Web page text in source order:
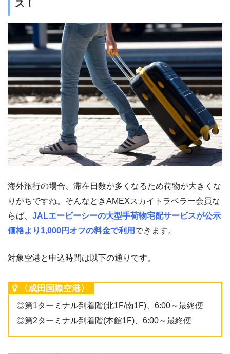
ス！
海外旅行の場合、滞在日数が多くなるため荷物が大きくな
りがちですね。そんなときAMEXスカイトラベラー会員な
らば、 JALエービーシーの大型手荷物宅配サービスが公示
価格より1,000円オフの料金で利用 できます。
対象空港と申込時間は以下の通りです。
〈成田国際空港〉
◎第1ターミナル到着階(北1F/南1F)、6:00～最終便
◎第2ターミナル到着階(本館1F)、6:00～最終便